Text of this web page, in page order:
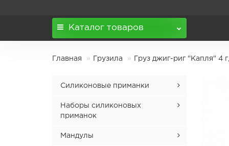
Каталог товаров
Главная Грузила Груз джиг-риг "Капля" 4
Силиконовые приманки
Admiral
Наборы силиконовых
приманок
Наборы Comissar 4.5'' микс
Мандулы